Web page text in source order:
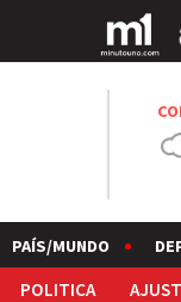
PAÍS/MUNDO
POLITICA